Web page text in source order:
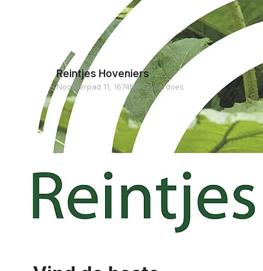
Reintjes Hoveniers
Noorderpad 11, 1674NR Opperdoes